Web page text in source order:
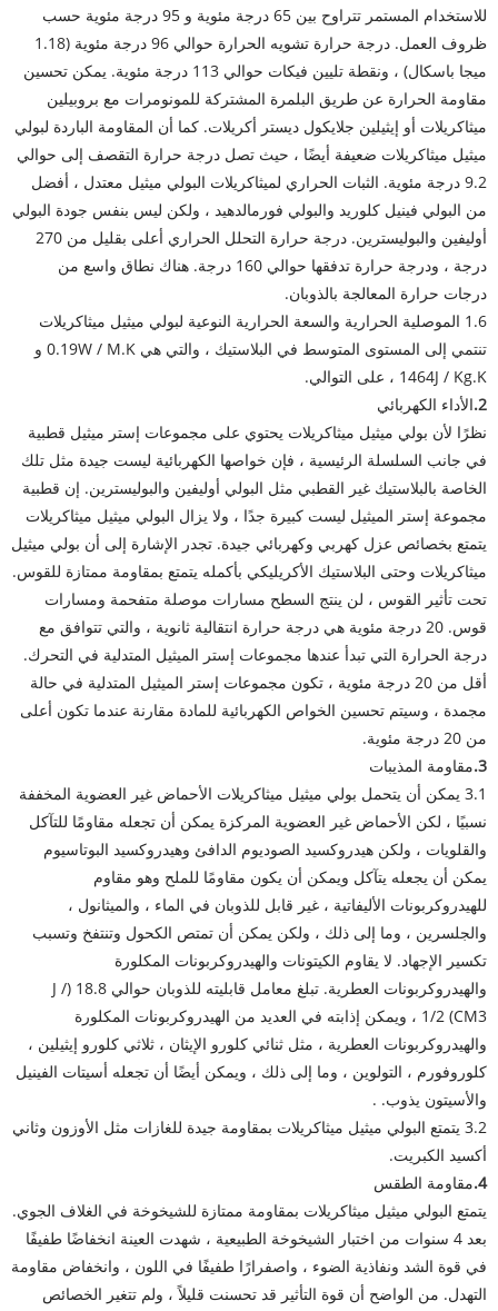
للاستخدام المستمر تتراوح بين 65 درجة مئوية و 95 درجة مئوية حسب
ظروف العمل. درجة حرارة تشويه الحرارة حوالي 96 درجة مئوية (1.18
ميجا باسكال) ، ونقطة تليين فيكات حوالي 113 درجة مئوية. يمكن تحسين
مقاومة الحرارة عن طريق البلمرة المشتركة للمونومرات مع بروبيلين
ميثاكريلات أو إيثيلين جلايكول ديستر أكريلات. كما أن المقاومة الباردة لبولي
ميثيل ميثاكريلات ضعيفة أيضًا ، حيث تصل درجة حرارة التقصف إلى حوالي
9.2 درجة مئوية. الثبات الحراري لميثاكريلات البولي ميثيل معتدل ، أفضل
من البولي فينيل كلوريد والبولي فورمالدهيد ، ولكن ليس بنفس جودة البولي
أوليفين والبوليسترين. درجة حرارة التحلل الحراري أعلى بقليل من 270
درجة ، ودرجة حرارة تدفقها حوالي 160 درجة. هناك نطاق واسع من
درجات حرارة المعالجة بالذوبان.
1.6 الموصلية الحرارية والسعة الحرارية النوعية لبولي ميثيل ميثاكريلات
تنتمي إلى المستوى المتوسط ​​في البلاستيك ، والتي هي 0.19W / M.K و
1464J / Kg.K ، على التوالي.
2. الأداء الكهربائي
نظرًا لأن بولي ميثيل ميثاكريلات يحتوي على مجموعات إستر ميثيل قطبية
في جانب السلسلة الرئيسية ، فإن خواصها الكهربائية ليست جيدة مثل تلك
الخاصة بالبلاستيك غير القطبي مثل البولي أوليفين والبوليسترين. إن قطبية
مجموعة إستر الميثيل ليست كبيرة جدًا ، ولا يزال البولي ميثيل ميثاكريلات
يتمتع بخصائص عزل كهربي وكهربائي جيدة. تجدر الإشارة إلى أن بولي ميثيل
ميثاكريلات وحتى البلاستيك الأكريليكي بأكمله يتمتع بمقاومة ممتازة للقوس.
تحت تأثير القوس ، لن ينتج السطح مسارات موصلة متفحمة ومسارات
قوس. 20 درجة مئوية هي درجة حرارة انتقالية ثانوية ، والتي تتوافق مع
درجة الحرارة التي تبدأ عندها مجموعات إستر الميثيل المتدلية في التحرك.
أقل من 20 درجة مئوية ، تكون مجموعات إستر الميثيل المتدلية في حالة
مجمدة ، وسيتم تحسين الخواص الكهربائية للمادة مقارنة عندما تكون أعلى
من 20 درجة مئوية.
3. مقاومة المذيبات
3.1 يمكن أن يتحمل بولي ميثيل ميثاكريلات الأحماض غير العضوية المخففة
نسبيًا ، لكن الأحماض غير العضوية المركزة يمكن أن تجعله مقاومًا للتآكل
والقلويات ، ولكن هيدروكسيد الصوديوم الدافئ وهيدروكسيد البوتاسيوم
يمكن أن يجعله يتآكل ويمكن أن يكون مقاومًا للملح وهو مقاوم
للهيدروكربونات الأليفاتية ، غير قابل للذوبان في الماء ، والميثانول ،
والجلسرين ، وما إلى ذلك ، ولكن يمكن أن تمتص الكحول وتنتفخ وتسبب
تكسير الإجهاد. لا يقاوم الكيتونات والهيدروكربونات المكلورة
والهيدروكربونات العطرية. تبلغ معامل قابليته للذوبان حوالي 18.8 (J /
CM3) 1/2 ، ويمكن إذابته في العديد من الهيدروكربونات المكلورة
والهيدروكربونات العطرية ، مثل ثنائي كلورو الإيثان ، ثلاثي كلورو إيثيلين ،
كلوروفورم ، التولوين ، وما إلى ذلك ، ويمكن أيضًا أن تجعله أسيتات الفينيل
والأسيتون يذوب. .
3.2 يتمتع البولي ميثيل ميثاكريلات بمقاومة جيدة للغازات مثل الأوزون وثاني
أكسيد الكبريت.
4. مقاومة الطقس
يتمتع البولي ميثيل ميثاكريلات بمقاومة ممتازة للشيخوخة في الغلاف الجوي.
بعد 4 سنوات من اختبار الشيخوخة الطبيعية ، شهدت العينة انخفاضًا طفيفًا
في قوة الشد ونفاذية الضوء ، واصفرارًا طفيفًا في اللون ، وانخفاض مقاومة
التهدل. من الواضح أن قوة التأثير قد تحسنت قليلاً ، ولم تتغير الخصائص